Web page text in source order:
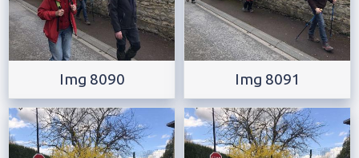
Img 8090 Img 8091